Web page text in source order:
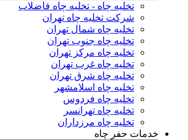
تخلیه چاه - تخلیه چاه فاضلاب
شرکت تخلیه چاه تهران
تخلیه چاه شمال تهران
تخلیه چاه جنوب تهران
تخلیه چاه مرکز تهران
تخلیه چاه غرب تهران
تخلیه چاه شرق تهران
تخلیه چاه اسلامشهر
تخلیه چاه فردوس
تخلیه چاه تهرانسر
تخلیه چاه مرزداران
خدمات حفر چاه